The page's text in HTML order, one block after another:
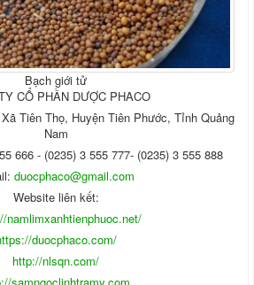
Bạch giới tử
CỔ PHẦN DƯỢC PHACO
Tiên Thọ, Huyện Tiên Phước, Tỉnh Quảng
Nam
666 - (0235) 3 555 777- (0235) 3 555 888
duocphaco@gmail.com
Website liên kết:
namlimxanhtienphuoc.net/
duocphaco.com/
http://nlsqn.com/